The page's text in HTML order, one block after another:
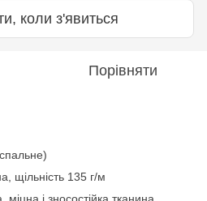
коли з'явиться
Порівняти
щільність 135 г/м
і зносостійка тканина,